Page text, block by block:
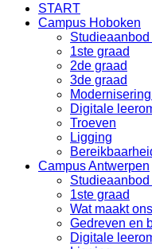
START
Campus Hoboken
1ste graad
2de graad
3de graad
Digitale
Troeven
Ligging
Campus Antwerpen
1ste graad
Wat maakt
Gedreven en
Digitale